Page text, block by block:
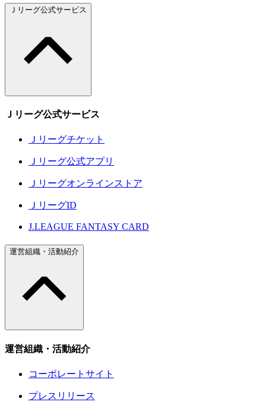
Ｊリーグ公式サービス
Ｊリーグ公式サービス
Ｊリーグチケット
Ｊリーグ公式アプリ
Ｊリーグオンラインストア
ＪリーグID
J.LEAGUE FANTASY CARD
運営組織・活動紹介
運営組織・活動紹介
コーポレートサイト
プレスリリース